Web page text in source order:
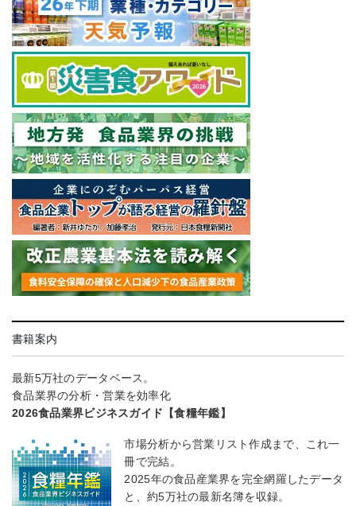
書籍案内
最新5万社のデータベース。
食品業界の分析・営業を効率化
2026食品業界ビジネスガイド【食糧年鑑】
市場分析から営業リスト作成まで、これ一
冊で完結。
2025年の食品産業界を完全網羅したデータ
と、約5万社の最新名簿を収録。